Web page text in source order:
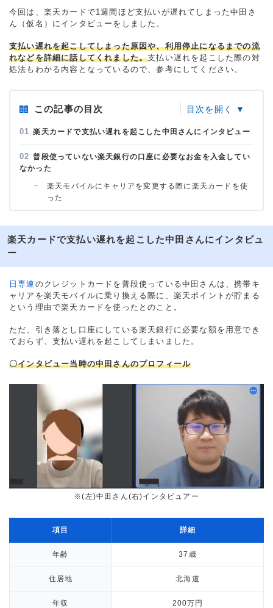
＞＞公式ページ
今回は、楽天カードで1週間ほど支払いが遅れてしまった中田さ
ん（仮名）にインタビューをしました。
支払い遅れを起こしてしまった原因や、利用停止になるまでの流
れなどを詳細に話してくれました。支払い遅れを起こした際の対
処法もわかる内容となっているので、参考にしてください。
この記事の目次
楽天カードで支払い遅れを起こした中田さんにインタビュー
普段使っていない楽天銀行の口座に必要なお金を入金してい
なかった
楽天モバイルにキャリアを変更する際に楽天カードを使
った
楽天カードで支払い遅れを起こした中田さんにインタビュ
ー
日専連 のクレジットカードを普段使っている中田さんは、携帯キ
ャリアを楽天モバイルに乗り換える際に、楽天ポイントが貯まる
という理由で楽天カードを使ったとのこと。
ただ、引き落とし口座にしている楽天銀行に必要な額を用意でき
ておらず、支払い遅れを起こしてしまいました。
〇インタビュー当時の中田さんのプロフィール
※(左)中田さん(右)インタビュアー
項目 詳細
年齢 37歳
住居地 北海道
年収 200万円